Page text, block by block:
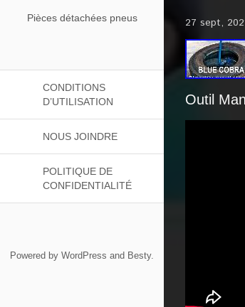
Pièces détachées pneus
CONDITIONS
D’UTILISATION
NOUS JOINDRE
POLITIQUE DE
CONFIDENTIALITÉ
Powered by WordPress and Besty.
27 sept,
Outil